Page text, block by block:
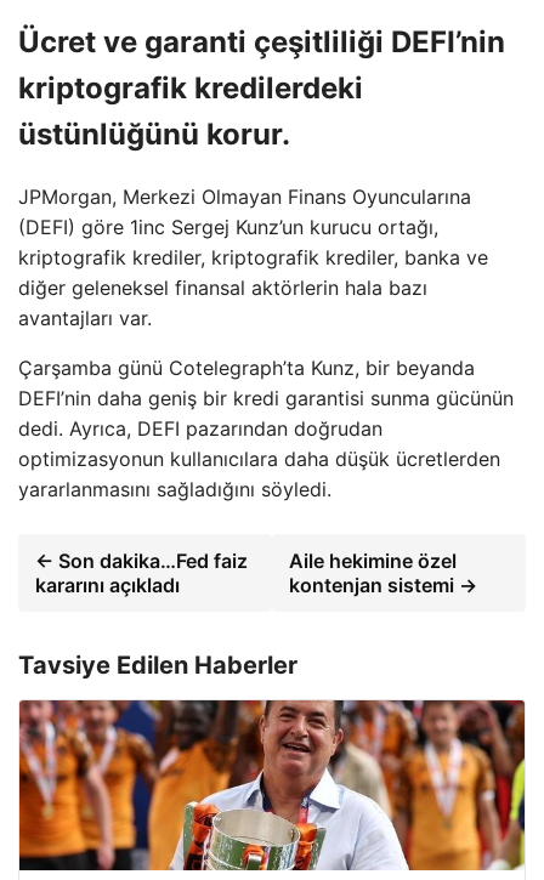
Ücret ve garanti çeşitliliği DEFI’nin
kriptografik kredilerdeki
üstünlüğünü korur.
JPMorgan, Merkezi Olmayan Finans Oyuncularına
(DEFI) göre 1inc Sergej Kunz’un kurucu ortağı,
kriptografik krediler, kriptografik krediler, banka ve
diğer geleneksel finansal aktörlerin hala bazı
avantajları var.
Çarşamba günü Cotelegraph’ta Kunz, bir beyanda
DEFI’nin daha geniş bir kredi garantisi sunma gücünün
dedi. Ayrıca, DEFI pazarından doğrudan
optimizasyonun kullanıcılara daha düşük ücretlerden
yararlanmasını sağladığını söyledi.
← Son dakika…Fed faiz
kararını açıkladı
Aile hekimine özel
kontenjan sistemi →
Tavsiye Edilen Haberler